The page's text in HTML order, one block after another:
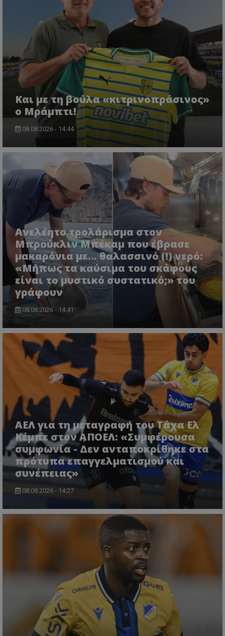
Και με τη βούλα «κιτρινοπράσινος»
ο Μράμπτι!
08.08.2026 - 14:44
Ανελέητο τρολάρισμα στον
Μπρούκλιν Μπέκαμ που έβρασε
μακαρόνια με... θαλασσινό (!) νερό:
«Μήπως τα καύσιμα του σκάφους
είναι το μυστικό συστατικό;» του
γράφουν
08.08.2026 - 14:41
ΑΕΛ για τη μεταγραφή του Τάχα Ελ
Κέμπε στον ΑΠΟΕΛ: «Συμφέρουσα
συμφωνία - Δεν ανταποκρίθηκε στα
πρότυπα επαγγελματισμού και
συνέπειας»
08.08.2026 - 14:27